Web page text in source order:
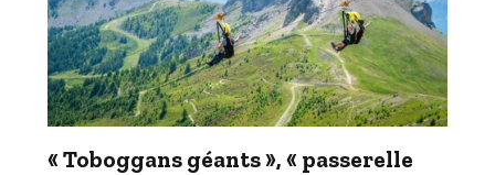
« Toboggans géants », « passerelle